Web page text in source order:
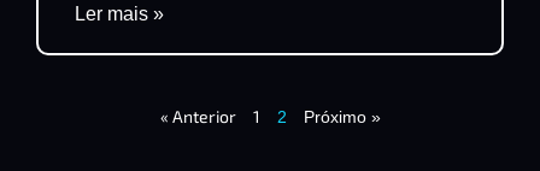
Ler mais »
« Anterior 1 2 Próximo »